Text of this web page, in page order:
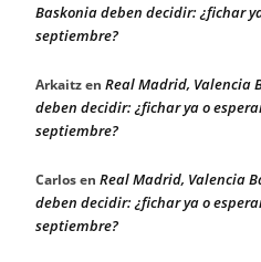
Baskonia deben decidir: ¿fichar
septiembre?
Arkaitzen Real Madrid, Valencia
deben decidir: ¿fichar ya o
septiembre?
Carlosen Real Madrid, Valencia
deben decidir: ¿fichar ya o
septiembre?